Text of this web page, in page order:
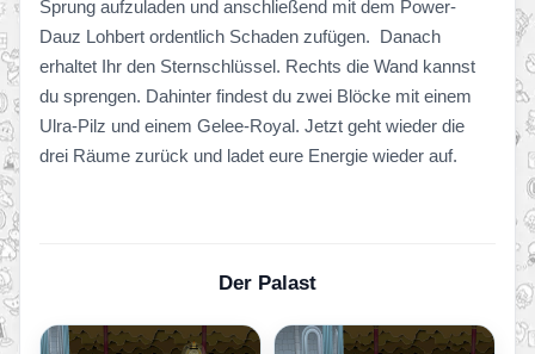
Sprung aufzuladen und anschließend mit dem Power-
Dauz Lohbert ordentlich Schaden zufügen. Danach
erhaltet Ihr den Sternschlüssel. Rechts die Wand kannst
du sprengen. Dahinter findest du zwei Blöcke mit einem
Ulra-Pilz und einem Gelee-Royal. Jetzt geht wieder die
drei Räume zurück und ladet eure Energie wieder auf.
Der Palast